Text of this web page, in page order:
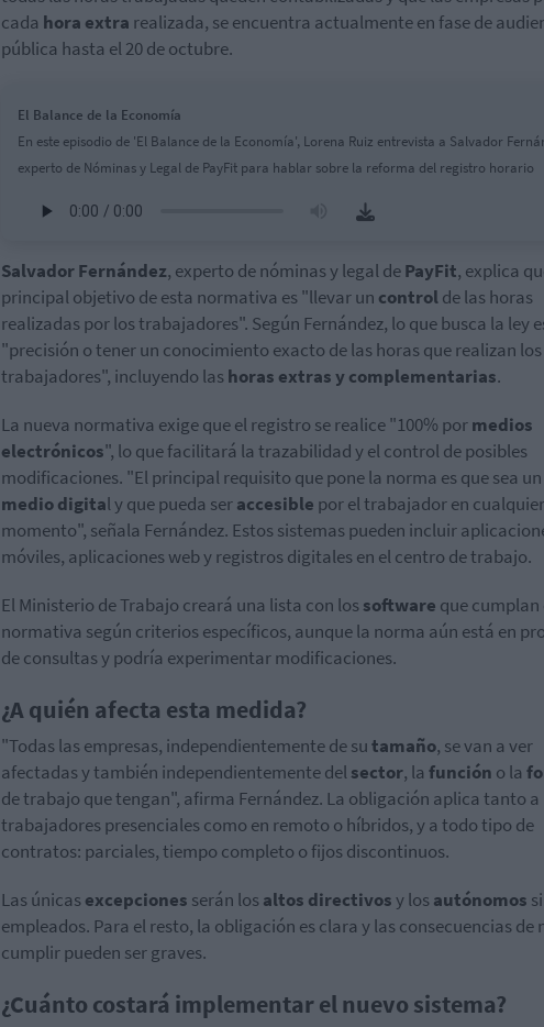
cada hora extra realizada, se encuentra actualmente en fase de
pública hasta el 20 de octubre.
El Balance de la Economía
En este episodio de 'El Balance de la Economía', Lorena Ruiz entrevista a Salvador
experto de Nóminas y Legal de PayFit para hablar sobre la reforma del registro horario
Salvador Fernández, experto de nóminas y legal dePayFit, explica
principal objetivo de esta normativa es "llevar un controlde las horas
realizadas por los trabajadores". Según Fernández, lo que busca la ley
"precisión o tener un conocimiento exacto de las horas que realizan los
trabajadores", incluyendo lashoras extras y complementarias.
La nueva normativa exige que el registro se realice "100% pormedios
electrónicos", lo que facilitará la trazabilidad y el control de posibles
modificaciones. "El principal requisito que pone la norma es que sea un
medio digital y que pueda seraccesible por el trabajador en cualquier
momento", señala Fernández. Estos sistemas pueden incluir
móviles, aplicaciones web y registros digitales en el centro de trabajo.
El Ministerio de Trabajo creará una lista con lossoftware que cumplan
normativa según criterios específicos, aunque la norma aún está en
de consultas y podría experimentar modificaciones.
¿A quién afecta esta medida?
"Todas las empresas, independientemente de sutamaño, se van a ver
afectadas y también independientemente delsector, la función o la
de trabajo que tengan", afirma Fernández. La obligación aplica tanto a
trabajadores presenciales como en remoto o híbridos, y a todo tipo de
contratos: parciales, tiempo completo o fijos discontinuos.
Las únicasexcepciones serán losaltos directivosy losautónomos
empleados. Para el resto, la obligación es clara y las consecuencias de
cumplir pueden ser graves.
¿Cuánto costará implementar el nuevo sistema?